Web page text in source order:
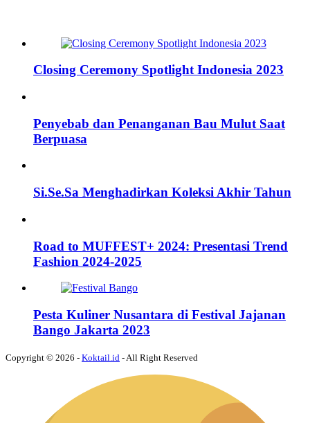
Closing Ceremony Spotlight Indonesia 2023
Penyebab dan Penanganan Bau Mulut Saat
Berpuasa
Si.Se.Sa Menghadirkan Koleksi Akhir Tahun
Road to MUFFEST+ 2024: Presentasi Trend
Fashion 2024-2025
Pesta Kuliner Nusantara di Festival Jajanan
Bango Jakarta 2023
Copyright © 2026 - Koktail.id - All Right Reserved